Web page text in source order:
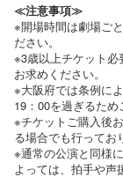
≪注意事項≫
※開場時間は劇場ご
ださい。
※3歳以上チケット
お求めください。
※大阪府では条例に
19：00を過ぎるため
※チケットご購入後
る場合でも行ってお
※通常の公演と同様
よっては、拍手や